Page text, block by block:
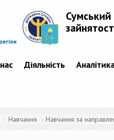
Діяльність
Навчання Навчання за